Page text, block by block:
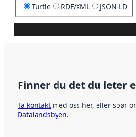
Turtle RDF/XML JSON-LD
Finner du det du leter
Ta kontakt med oss her, eller spør
Datalandsbyen.